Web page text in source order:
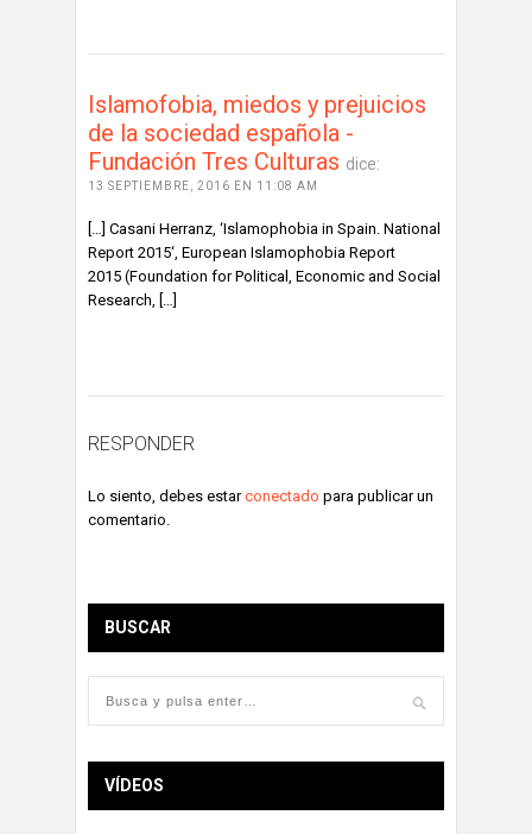
Islamofobia, miedos y prejuicios
de la sociedad española -
Fundación Tres Culturas dice:
13 SEPTIEMBRE, 2016 EN 11:08 AM
[…] Casani Herranz, ‘Islamophobia in Spain. National
Report 2015‘, European Islamophobia Report
2015 (Foundation for Political, Economic and Social
Research, […]
RESPONDER
Lo siento, debes estarconectado para publicar un
comentario.
BUSCAR
VÍDEOS